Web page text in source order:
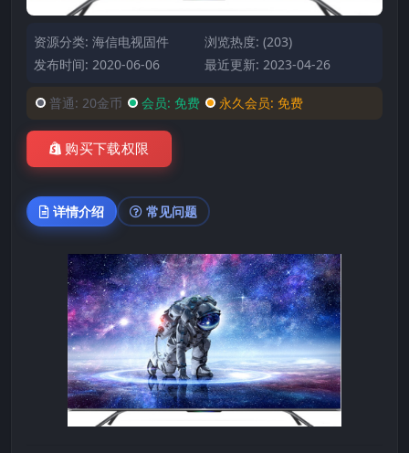
资源分类: 海信电视固件
浏览热度: (203)
发布时间: 2020-06-06
最近更新: 2023-04-26
普通: 20金币 会员: 免费 永久会员: 免费
购买下载权限
详情介绍 常见问题